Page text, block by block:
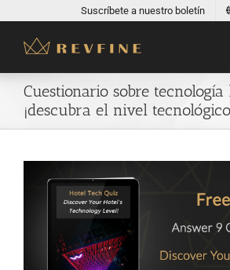
content
Suscríbete a nuestro boletín
Cuestionario sobre tecnología
¡descubra el nivel
Larger